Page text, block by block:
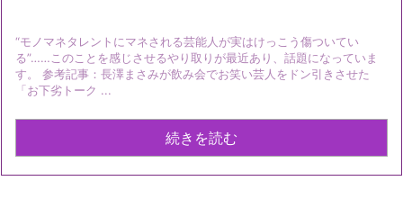
“モノマネタレントにマネされる芸能人が実はけっこう傷ついてい
る”……このことを感じさせるやり取りが最近あり、話題になっていま
す。 参考記事：長澤まさみが飲み会でお笑い芸人をドン引きさせた
「お下劣トーク ...
続きを読む